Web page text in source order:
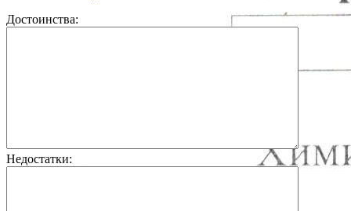
Достоинства:
Недостатки: